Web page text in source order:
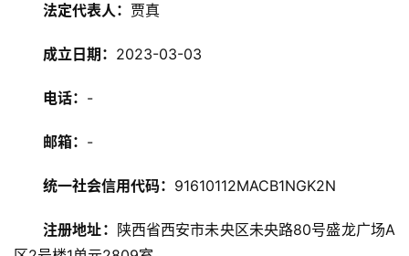
法定代表人： 贾真
成立日期： 2023-03-03
电话： -
邮箱： -
统一社会信用代码： 91610112MACB1NGK2N
注册地址： 陕西省西安市未央区未央路80号盛龙广场A